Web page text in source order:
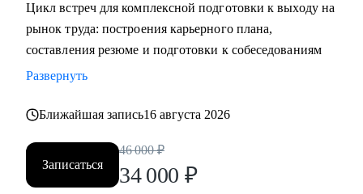
Цикл встреч для комплексной подготовки к выходу на
рынок труда: построения карьерного плана,
составления резюме и подготовки к собеседованиям
Развернуть
Ближайшая запись16 августа 2026
Записаться
46 000 ₽
34 000 ₽